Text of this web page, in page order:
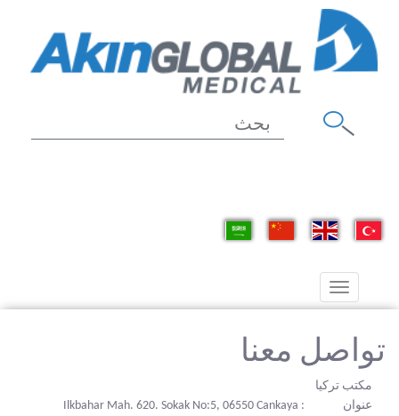
Toggle
navigation
تواصل معنا
مكتب تركيا
عنوان
: Ilkbahar Mah. 620. Sokak No:5, 06550 Cankaya